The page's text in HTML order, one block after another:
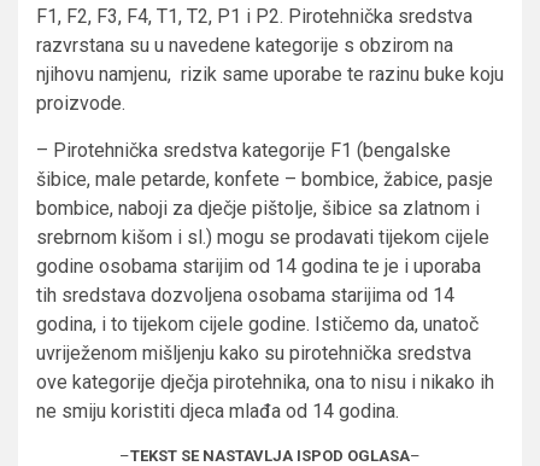
F1, F2, F3, F4, T1, T2, P1 i P2. Pirotehnička sredstva
razvrstana su u navedene kategorije s obzirom na
njihovu namjenu, rizik same uporabe te razinu buke koju
proizvode.
– Pirotehnička sredstva kategorije F1 (bengalske
šibice, male petarde, konfete – bombice, žabice, pasje
bombice, naboji za dječje pištolje, šibice sa zlatnom i
srebrnom kišom i sl.) mogu se prodavati tijekom cijele
godine osobama starijim od 14 godina te je i uporaba
tih sredstava dozvoljena osobama starijima od 14
godina, i to tijekom cijele godine. Ističemo da, unatoč
uvriježenom mišljenju kako su pirotehnička sredstva
ove kategorije dječja pirotehnika, ona to nisu i nikako ih
ne smiju koristiti djeca mlađa od 14 godina.
–TEKST SE NASTAVLJA ISPOD OGLASA–